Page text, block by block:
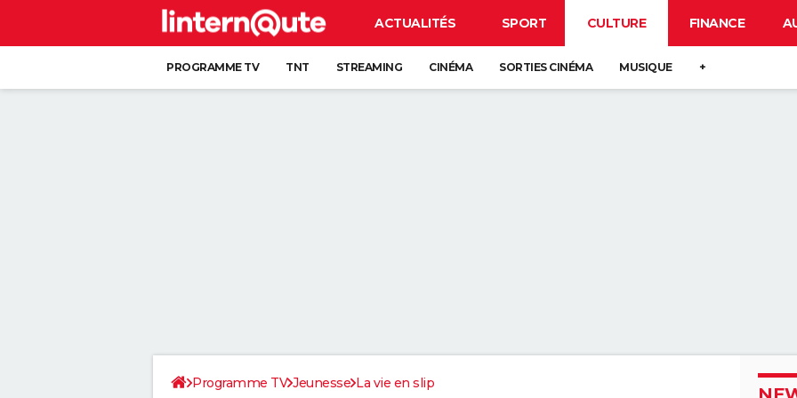
ACTUALITÉS SPORT CULTURE FINANCE
PROGRAMME TV TNT STREAMING CINÉMA SORTIES CINÉMA MUSIQUE +
Programme TV Jeunesse La vie en slip